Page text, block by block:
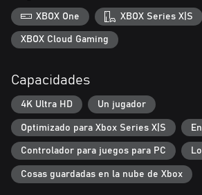
XBOX One XBOX Series X|S
XBOX Cloud Gaming
Capacidades
4K Ultra HD Un jugador
Optimizado para Xbox Series X|S
Controlador para juegos para PC
Cosas guardadas en la nube de Xbox